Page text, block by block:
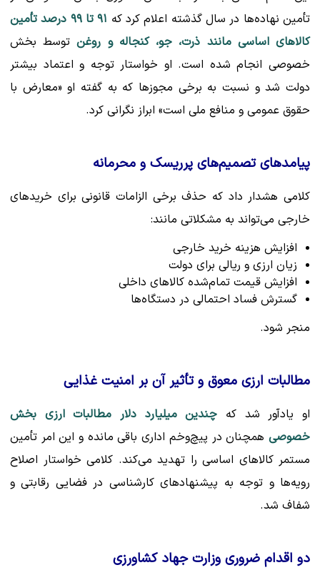
تأمین نهاده‌ها در سال گذشته اعلام کرد که
۹۱ تا ۹۹ درصد تأمین
کالاهای اساسی مانند ذرت، جو، کنجاله و روغنتوسط بخش
خصوصی انجام شده است. او خواستار توجه و اعتماد بیشتر
دولت شد و نسبت به برخی مجوزها که به گفته او «معارض با
حقوق عمومی و منافع ملی است» ابراز نگرانی کرد.
پیامدهای تصمیم‌های پرریسک و محرمانه
کلامی هشدار داد که حذف برخی الزامات قانونی برای خریدهای
خارجی می‌تواند به مشکلاتی مانند:
افزایش هزینه خرید خارجی
زیان ارزی و ریالی برای دولت
افزایش قیمت تمام‌شده کالاهای داخلی
گسترش فساد احتمالی در دستگاه‌ها
منجر شود.
مطالبات ارزی معوق و تأثیر آن بر امنیت غذایی
او یادآور شد که چندین میلیارد دلار مطالبات ارزی بخش
خصوصی همچنان در پیچ‌وخم اداری باقی مانده و این امر تأمین
مستمر کالاهای اساسی را تهدید می‌کند. کلامی خواستار اصلاح
رویه‌ها و توجه به پیشنهادهای کارشناسی در فضایی رقابتی و
شفاف شد.
دو اقدام ضروری وزارت جهاد کشاورزی